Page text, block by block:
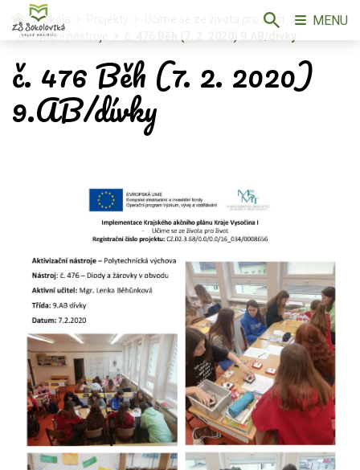
Škola
Učíme se ze života pro život
Aktivační nástroje
č. 476 Běh (7. 2. 2020)
9.AB/dívky
MENU